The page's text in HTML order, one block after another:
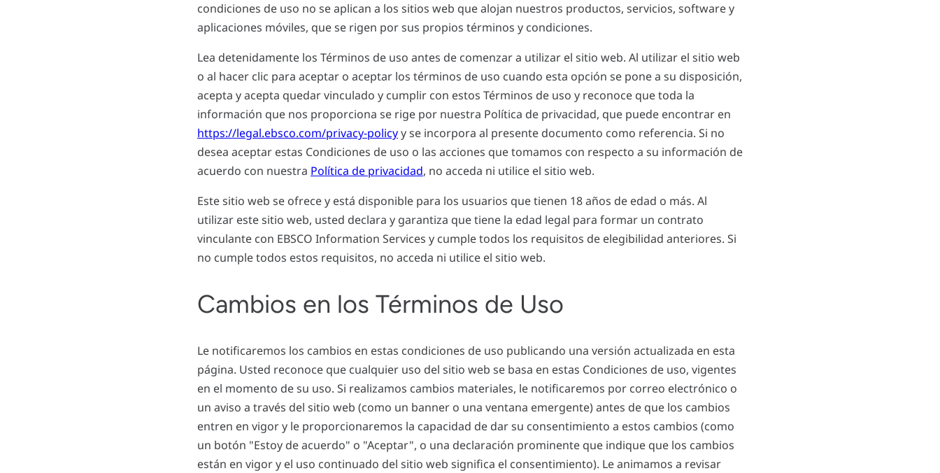
condiciones de uso no se aplican a los sitios web que alojan nuestros productos, servicios, software y
aplicaciones móviles, que se rigen por sus propios términos y condiciones.
Lea detenidamente los Términos de uso antes de comenzar a utilizar el sitio web. Al utilizar el sitio web
o al hacer clic para aceptar o aceptar los términos de uso cuando esta opción se pone a su disposición,
acepta y acepta quedar vinculado y cumplir con estos Términos de uso y reconoce que toda la
información que nos proporciona se rige por nuestra Política de privacidad, que puede encontrar en
https://legal.ebsco.com/privacy-policyy se incorpora al presente documento como referencia. Si no
desea aceptar estas Condiciones de uso o las acciones que tomamos con respecto a su información de
acuerdo con nuestra Política de privacidad, no acceda ni utilice el sitio web.
Este sitio web se ofrece y está disponible para los usuarios que tienen 18 años de edad o más. Al
utilizar este sitio web, usted declara y garantiza que tiene la edad legal para formar un contrato
vinculante con EBSCO Information Services y cumple todos los requisitos de elegibilidad anteriores. Si
no cumple todos estos requisitos, no acceda ni utilice el sitio web.
Cambios en los Términos de Uso
Le notificaremos los cambios en estas condiciones de uso publicando una versión actualizada en esta
página. Usted reconoce que cualquier uso del sitio web se basa en estas Condiciones de uso, vigentes
en el momento de su uso. Si realizamos cambios materiales, le notificaremos por correo electrónico o
un aviso a través del sitio web (como un banner o una ventana emergente) antes de que los cambios
entren en vigor y le proporcionaremos la capacidad de dar su consentimiento a estos cambios (como
un botón "Estoy de acuerdo" o "Aceptar", o una declaración prominente que indique que los cambios
están en vigor y el uso continuado del sitio web significa el consentimiento). Le animamos a revisar